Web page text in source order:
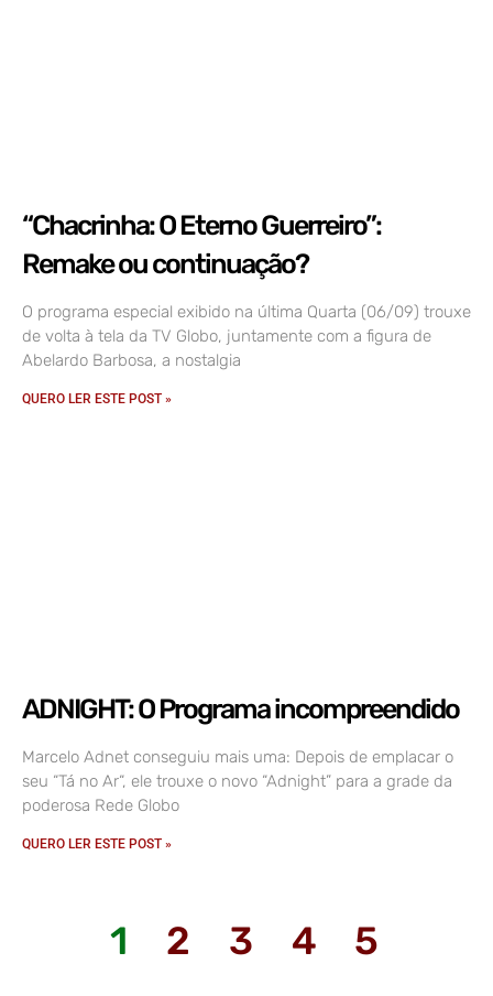
“Chacrinha: O Eterno Guerreiro”:
Remake ou continuação?
O programa especial exibido na última Quarta (06/09) trouxe
de volta à tela da TV Globo, juntamente com a figura de
Abelardo Barbosa, a nostalgia
QUERO LER ESTE POST »
ADNIGHT: O Programa incompreendido
Marcelo Adnet conseguiu mais uma: Depois de emplacar o
seu “Tá no Ar“, ele trouxe o novo “Adnight” para a grade da
poderosa Rede Globo
QUERO LER ESTE POST »
1 2 3 4 5